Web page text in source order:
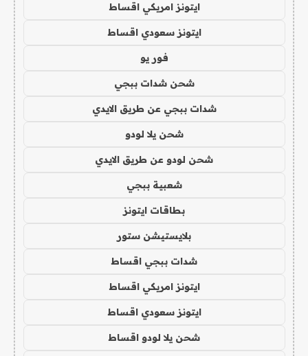
ايتونز امريكي اقساط
ايتونز سعودي اقساط
فور يو
شحن شدات ببجي
شدات ببجي عن طريق الايدي
شحن يلا لودو
شحن لودو عن طريق الايدي
شعبية ببجي
بطاقات ايتونز
بلايستيشن ستور
شدات ببجي اقساط
ايتونز امريكي اقساط
ايتونز سعودي اقساط
شحن يلا لودو اقساط